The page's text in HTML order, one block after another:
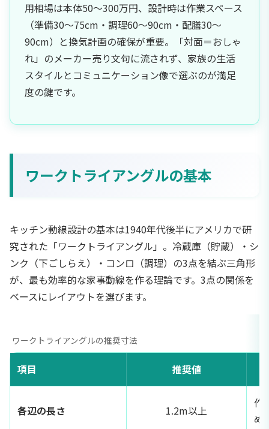
用相場は本体50〜300万円、設計時は作業スペース
（準備30〜75cm・調理60〜90cm・配膳30〜
90cm）と換気計画の確保が重要。「対面＝おしゃ
れ」のメーカー売り文句に流されず、家族の生活
スタイルとコミュニケーション像で選ぶのが満足
度の鍵です。
ワークトライアングルの基本
キッチン動線設計の基本は1940年代後半にアメリカで研
究された「ワークトライアングル」。冷蔵庫（貯蔵）・シ
ンク（下ごしらえ）・コンロ（調理）の3点を結ぶ三角形
が、最も効率的な家事動線を作る理論です。3点の関係を
ベースにレイアウトを選びます。
ワークトライアングルの推奨寸法
項目 推奨値
各辺の長さ 1.2m以上
作
め